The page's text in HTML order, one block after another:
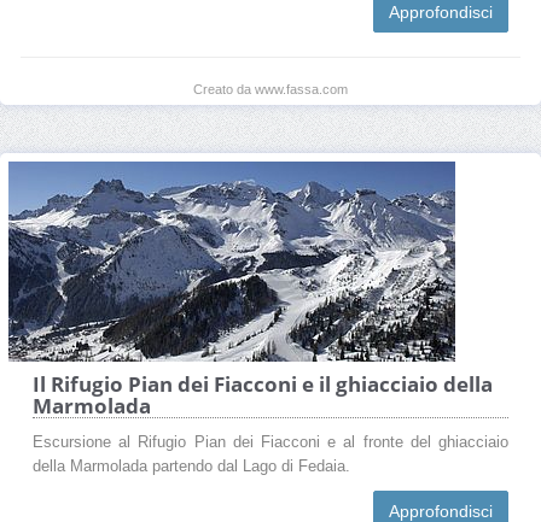
Approfondisci
Creato da www.fassa.com
Il Rifugio Pian dei Fiacconi e il ghiacciaio della
Marmolada
Escursione al Rifugio Pian dei Fiacconi e al fronte del ghiacciaio
della Marmolada partendo dal Lago di Fedaia.
Approfondisci